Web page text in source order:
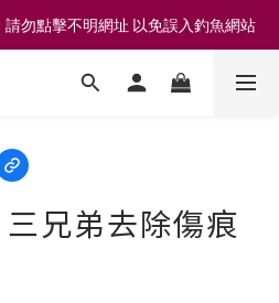
館滿999免運 | 可門市取貨/安裝
勿點擊不明網址 以免誤入釣魚網站
全館滿999免運 | 可門市取貨/安裝
兄弟去除傷痕